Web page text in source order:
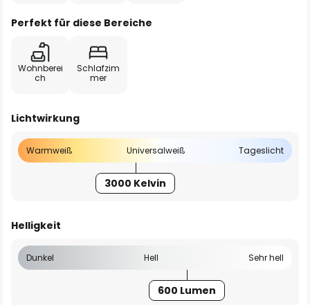
Perfekt für diese Bereiche
Wohnberei
ch
Schlafzim
mer
Lichtwirkung
Warmweiß Universalweiß Tageslicht
3000 Kelvin
Helligkeit
Dunkel Hell Sehr hell
600 Lumen